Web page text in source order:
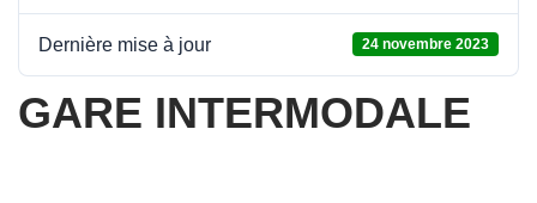
Dernière mise à jour 24 novembre 2023
GARE INTERMODALE